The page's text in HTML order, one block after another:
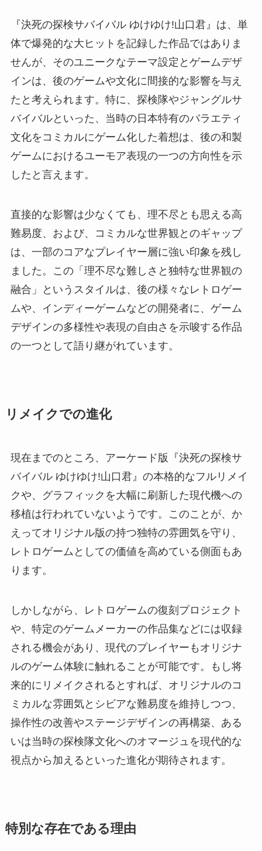
『決死の探検サバイバル ゆけゆけ!山口君』は、単
体で爆発的な大ヒットを記録した作品ではありま
せんが、そのユニークなテーマ設定とゲームデザ
インは、後のゲームや文化に間接的な影響を与え
たと考えられます。特に、探検隊やジャングルサ
バイバルといった、当時の日本特有のバラエティ
文化をコミカルにゲーム化した着想は、後の和製
ゲームにおけるユーモア表現の一つの方向性を示
したと言えます。
直接的な影響は少なくても、理不尽とも思える高
難易度、および、コミカルな世界観とのギャップ
は、一部のコアなプレイヤー層に強い印象を残し
ました。この「理不尽な難しさと独特な世界観の
融合」というスタイルは、後の様々なレトロゲー
ムや、インディーゲームなどの開発者に、ゲーム
デザインの多様性や表現の自由さを示唆する作品
の一つとして語り継がれています。
リメイクでの進化
現在までのところ、アーケード版『決死の探検サ
バイバル ゆけゆけ!山口君』の本格的なフルリメイ
クや、グラフィックを大幅に刷新した現代機への
移植は行われていないようです。このことが、か
えってオリジナル版の持つ独特の雰囲気を守り、
レトロゲームとしての価値を高めている側面もあ
ります。
しかしながら、レトロゲームの復刻プロジェクト
や、特定のゲームメーカーの作品集などには収録
される機会があり、現代のプレイヤーもオリジナ
ルのゲーム体験に触れることが可能です。もし将
来的にリメイクされるとすれば、オリジナルのコ
ミカルな雰囲気とシビアな難易度を維持しつつ、
操作性の改善やステージデザインの再構築、ある
いは当時の探検隊文化へのオマージュを現代的な
視点から加えるといった進化が期待されます。
特別な存在である理由